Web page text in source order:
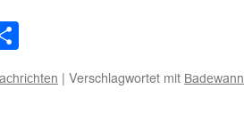
| Verschlagwortet mit